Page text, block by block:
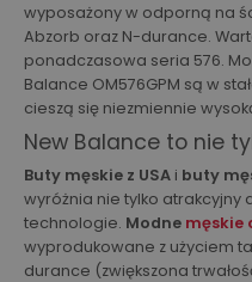
wyposażony w odporną na
Abzorb oraz N-durance.
ponadczasowa seria 576.
Balance OM576GPM są w
cieszą się niezmiennie
New Balance to nie
Buty męskie z USA i buty
wyróżnia nie tylko atrakcyjny
technologie. Modne męskie
wyprodukowane z użyciem
durance (zwiększona